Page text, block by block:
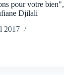
pour votre bien",
Djilali
2017